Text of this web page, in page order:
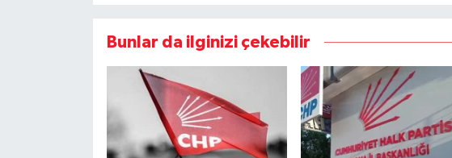
Bunlar da ilginizi çekebilir